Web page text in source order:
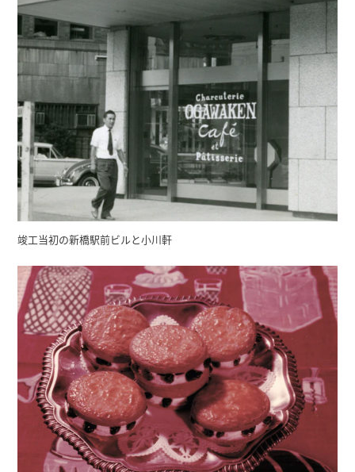
竣工当初の新橋駅前ビルと小川軒